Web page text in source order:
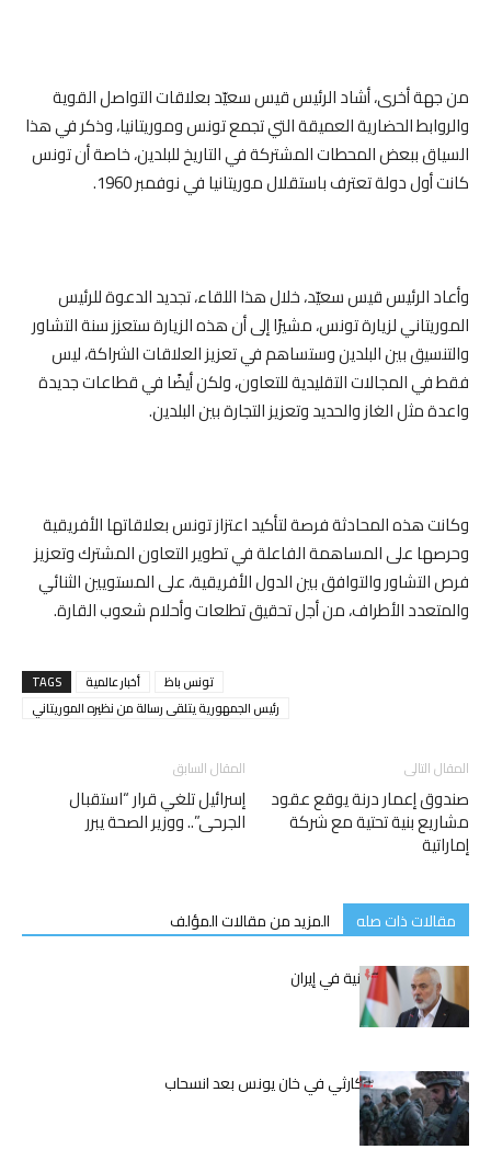
من جهة أخرى، أشاد الرئيس قيس سعيّد بعلاقات التواصل القوية
والروابط الحضارية العميقة التي تجمع تونس وموريتانيا، وذكر في هذا
السياق ببعض المحطات المشتركة في التاريخ للبلدين، خاصة أن تونس
كانت أول دولة تعترف باستقلال موريتانيا في نوفمبر 1960.
وأعاد الرئيس قيس سعيّد، خلال هذا اللقاء، تجديد الدعوة للرئيس
الموريتاني لزيارة تونس، مشيرًا إلى أن هذه الزيارة ستعزز سنة التشاور
والتنسيق بين البلدين وستساهم في تعزيز العلاقات الشراكة، ليس
فقط في المجالات التقليدية للتعاون، ولكن أيضًا في قطاعات جديدة
واعدة مثل الغاز والحديد وتعزيز التجارة بين البلدين.
وكانت هذه المحادثة فرصة لتأكيد اعتزاز تونس بعلاقاتها الأفريقية
وحرصها على المساهمة الفاعلة في تطوير التعاون المشترك وتعزيز
فرص التشاور والتوافق بين الدول الأفريقية، على المستويين الثنائي
والمتعدد الأطراف، من أجل تحقيق تطلعات وأحلام شعوب القارة.
TAGS أخبار عالمية
تونس باظ
رئيس الجمهورية يتلقى رسالة من نظيره الموريتاني
المقال السابق
إسرائيل تلغي قرار “استقبال
الجرحى”.. ووزير الصحة يبرر
المقال التالى
صندوق إعمار درنة يوقع عقود
مشاريع بنية تحتية مع شركة
إماراتية
مقالات ذات صله
المزيد من مقالات المؤلف
اغتيال إسماعيل هنية في إيران
الوضع الإنساني الكارثي في خان يونس بعد انسحاب
الجيش الإسرائيلي